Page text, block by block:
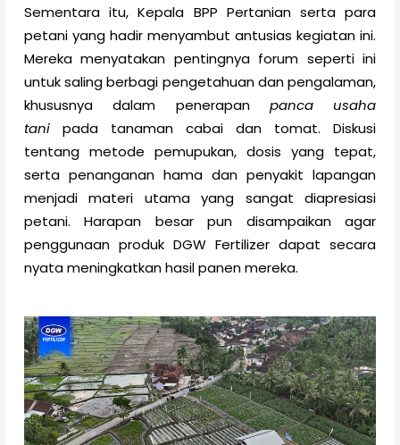
Sementara itu, Kepala BPP Pertanian serta para
petani yang hadir menyambut antusias kegiatan ini.
Mereka menyatakan pentingnya forum seperti ini
untuk saling berbagi pengetahuan dan pengalaman,
khususnya dalam penerapan panca usaha
tanipada tanaman cabai dan tomat. Diskusi
tentang metode pemupukan, dosis yang tepat,
serta penanganan hama dan penyakit lapangan
menjadi materi utama yang sangat diapresiasi
petani. Harapan besar pun disampaikan agar
penggunaan produk DGW Fertilizer dapat secara
nyata meningkatkan hasil panen mereka.